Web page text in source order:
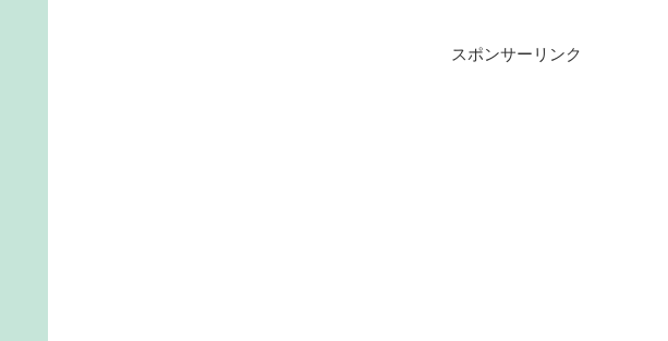
スポンサーリンク